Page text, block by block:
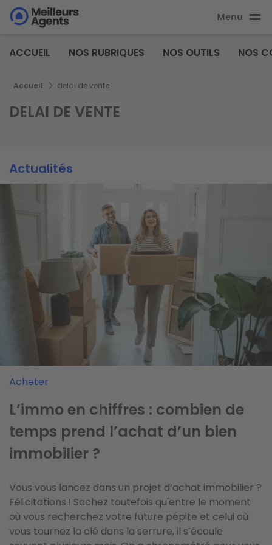
Aller
au
principal
Aller au
principal
Menu
Agents
ACCUEIL NOS RUBRIQUES NOS OUTILS NOS
Fil d'Ariane
Accueil delai de vente
DELAI DE VENTE
Acheter
L’immo en chiffres : combien de
temps prend l’achat d’un bien
immobilier ?
Actualités
Vous vous lancez dans un projet d’achat immobilier ?
Félicitations ! Sachez toutefois qu'entre le moment
où vous recherchez votre future pépite et celui où
vous tournez la clé dans la serrure, il s’écoule
Je veux vendre vite, sur quoi dois-
je faire des concessions ?
Actualités
bien en vue : vous avez besoin de vendre vite ? C’est
possible, mais cela suppose souvent de faire
quelques concessions. Prix, mise en valeur du
logement, petits défauts ou marge de négociation,
Immobilier : quelles sont les villes
où on vend le plus vite en 2025 ?
Actualités
reste modeste. Côté prix, on observe une
stabilisation nationale : +0,1 % en mai 2025. Deux
signaux positifs cependant : le retour des acquéreurs
et la baisse des délais de vente. En avril, ces délais